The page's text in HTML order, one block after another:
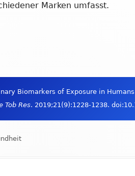
Marken umfasst.
Biomarkers of Exposure in
Tob Res. 2019;21(9):1228-1238.